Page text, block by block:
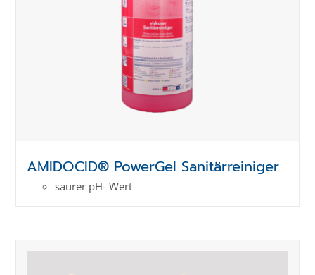
AMIDOCID® PowerGel Sanitärreiniger
saurer pH- Wert